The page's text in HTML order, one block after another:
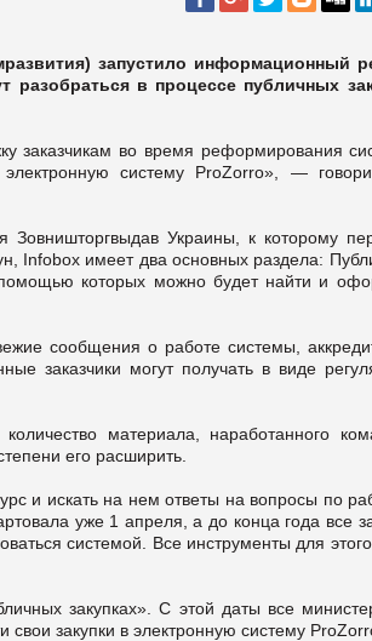
запустило информационный
разобраться в процессе публичных
заказчикам во время реформирования
систему ProZorro», —
Зовништоргвыдав Украины, к которому
Infobox имеет два основных раздела:
которых можно будет найти и
сообщения о работе системы,
заказчики могут получать в виде
материала, наработанного
его расширить.
и искать на нем ответы на вопросы по
уже 1 апреля, а до конца года все
системой. Все инструменты для
закупках». С этой даты все
закупки в электронную систему